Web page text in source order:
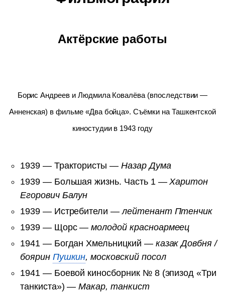
Актёрские работы
Борис Андреев и Людмила Ковалёва (впоследствии —
Анненская) в фильме «Два бойца». Съёмки на Ташкентской
киностудии в 1943 году
1939 — Трактористы — Назар Дума
1939 — Большая жизнь. Часть 1 —Харитон
Егорович Балун
1939 — Истребители —лейтенант Птенчик
1939 — Щорс —молодой красноармеец
1941 — Богдан Хмельницкий — казак Довбня /
боярин Пушкин, московский посол
1941 — Боевой киносборник № 8 (эпизод «Три
танкиста») —Макар, танкист